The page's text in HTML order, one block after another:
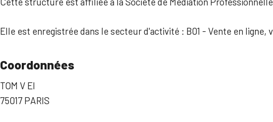
Elle est enregistrée dans le secteur d'activité : B01 - Vente en ligne,
Coordonnées
TOM V EI
75017 PARIS